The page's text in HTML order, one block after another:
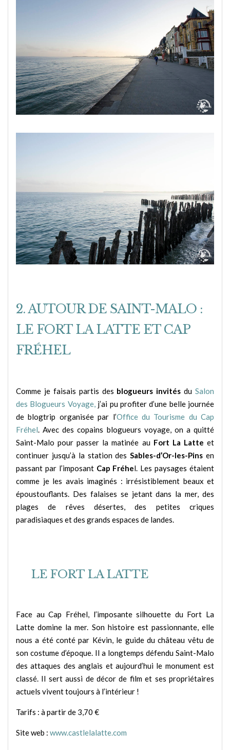
2. AUTOUR DE SAINT-MALO :
LE FORT LA LATTE ET CAP
FRÉHEL
Comme je faisais partis des blogueurs invités du Salon
des Blogueurs Voyage,j’ai pu profiter d’une belle journée
de blogtrip organisée par l’Office du Tourisme du Cap
Fréhel. Avec des copains blogueurs voyage, on a quitté
Saint-Malo pour passer la matinée au Fort La Latte et
continuer jusqu’à la station desSables-d’Or-les-Pins en
passant par l’imposant Cap Fréhel. Les paysages étaient
comme je les avais imaginés : irrésistiblement beaux et
époustouflants. Des falaises se jetant dans la mer, des
plages de rêves désertes, des petites criques
paradisiaques et des grands espaces de landes.
LE FORT LA LATTE
Face au Cap Fréhel, l’imposante silhouette du Fort La
Latte domine la mer. Son histoire est passionnante, elle
nous a été conté par Kévin, le guide du château vêtu de
son costume d’époque. Il a longtemps défendu Saint-Malo
des attaques des anglais et aujourd’hui le monument est
classé. Il sert aussi de décor de film et ses propriétaires
actuels vivent toujours à l’intérieur !
Tarifs : à partir de 3,70 €
Site web : www.castlelalatte.com